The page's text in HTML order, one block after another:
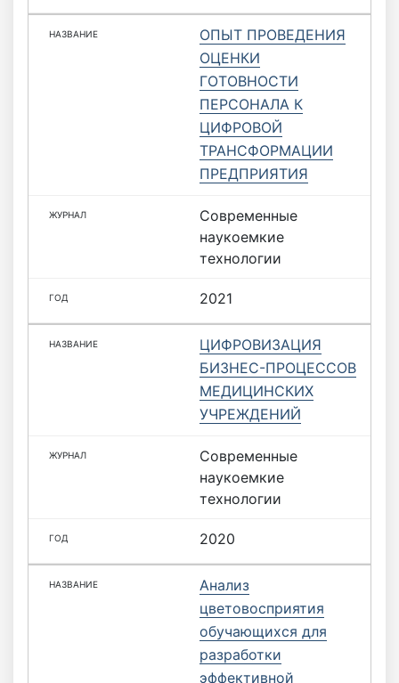
ОПЫТ ПРОВЕДЕНИЯ
ОЦЕНКИ
ГОТОВНОСТИ
ПЕРСОНАЛА К
ЦИФРОВОЙ
ТРАНСФОРМАЦИИ
ПРЕДПРИЯТИЯ
Современные
наукоемкие
технологии
2021
ЦИФРОВИЗАЦИЯ
БИЗНЕС-ПРОЦЕССОВ
МЕДИЦИНСКИХ
УЧРЕЖДЕНИЙ
Современные
наукоемкие
технологии
2020
Анализ
цветовосприятия
обучающихся для
разработки
эффективной